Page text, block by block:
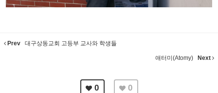
Prev 대구상동교회 고등부 교사와 학생들
애터미(Atomy) Next
0 0